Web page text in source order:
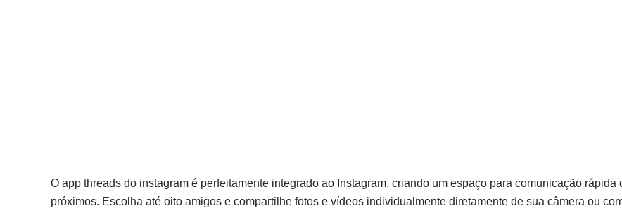
O app threads do instagram é perfeitamente integrado ao Instagram, criando um espaço para comunicação rápida
próximos. Escolha até oito amigos e compartilhe fotos e vídeos individualmente diretamente de sua câmera ou